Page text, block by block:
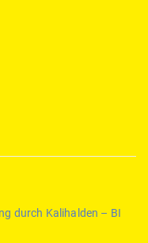
durch Kalihalden – BI